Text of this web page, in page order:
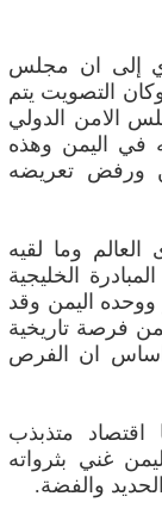
إلى ان مجلس
التصويت يتم
الامن الدولي
في اليمن وهذه
ورفض تعريضه
وما لقيه
الخليجية
ووحده اليمن وقد
فرصة تاريخية
اساس ان الفرص
اقتصاد متذبذب
غني بثرواته
والفضة.